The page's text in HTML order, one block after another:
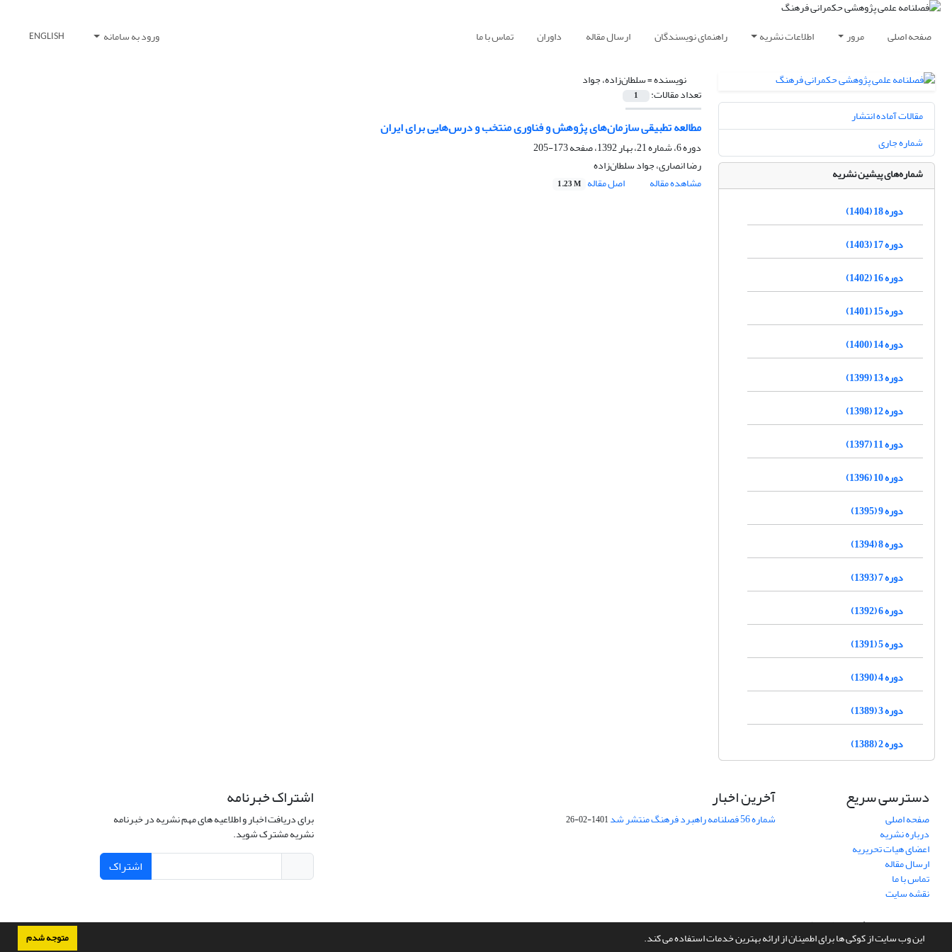
این وب سایت از کوکی ها برای اطمینان از ارائه بهترین خدمات استفاده می کند. متوجه شدم
صفحه اصلی مرور اطلاعات نشریه راهنمای نویسندگان ارسال مقاله داوران تماس با ما ورود به سامانه ENGLISH
نویسنده =سلطان‌زاده، جواد
تعداد مقالات: 1
مطالعه تطبیقی سازمان‌های پژوهش و فناوری منتخب و درس‌هایی برای ایران
دوره 6، شماره 21، بهار 1392، صفحه
173-205
رضا انصاری، جواد سلطان‌زاده
مشاهده مقاله
اصل مقاله 1.23 M
مقالات آماده انتشار
شماره جاری
شماره‌های پیشین نشریه
دوره 18 (1404)
دوره 17 (1403)
دوره 16 (1402)
دوره 15 (1401)
دوره 14 (1400)
دوره 13 (1399)
دوره 12 (1398)
دوره 11 (1397)
دوره 10 (1396)
دوره 9 (1395)
دوره 8 (1394)
دوره 7 (1393)
دوره 6 (1392)
دوره 5 (1391)
دوره 4 (1390)
دوره 3 (1389)
دوره 2 (1388)
دسترسی سریع
صفحه اصلی
درباره نشریه
اعضای هیات تحریریه
ارسال مقاله
تماس با ما
نقشه سایت
آخرین اخبار
شماره 56 فصلنامه راهبرد فرهنگ منتشر شد 1401-02-26
اشتراک خبرنامه
برای دریافت اخبار و اطلاعیه های مهم نشریه در خبرنامه
نشریه مشترک شوید.
اشتراک
سامانه مدیریت نشریات علمی.طراحی و پیاده سازی ازسیناوب